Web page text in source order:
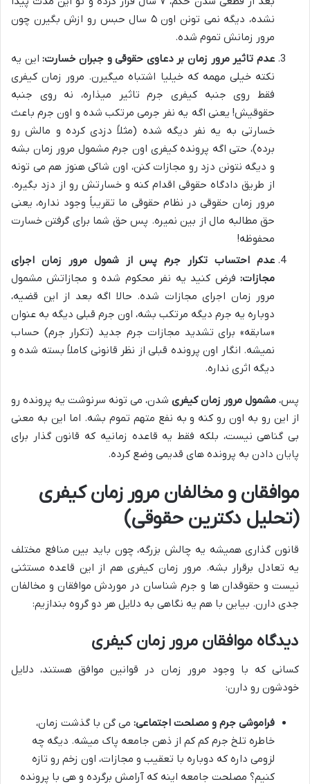
نشده، دیگه نمی تونن اون ۵ سال حبس رو ازش بگیرن چون
مرور زمانش تموم شده.
عدم تاثیر مرور زمان بر دعاوی حقوقی و جبران خسارت:این یه
نکته خیلی مهمه که خیلیا اشتباه میگیرن. مرور زمان کیفری
فقط روی جنبه کیفری جرم تاثیر میذاره، نه روی جنبه
حقوقیش! یعنی اگه یه نفر جرمی مرتکب شده و اون جرم باعث
خسارتی به یه نفر دیگه شده (مثلاً دزدی کرده و مالش رو
برده)، حتی اگه پرونده کیفری اون جرم مشمول مرور زمان بشه
و دیگه نتونن دزد رو مجازات کنن، اون شاکی هنوز هم می تونه
از طریق دادگاه حقوقی اقدام کنه و خسارتش رو از دزد بگیره.
مرور زمان حقوقی در نظام حقوقی ما تقریباً وجود نداره، یعنی
حق مطالبه مال از بین نمیره. پس حق شما برای گرفتن خسارت
محفوظه!
عدم احتساب تکرار جرم پس از شمول مرور زمان اجرای
مجازات: فرض کنید یه نفر محکوم شده و مجازاتش مشمول
مرور زمان اجرای مجازات شده. حالا اگه بعد از این قضیه،
دوباره یه جرم دیگه مرتکب بشه، اون جرم قبلی دیگه به عنوان
«سابقه» برای تشدید مجازات جرم جدید (تکرار جرم) حساب
نمیشه. انگار اون پرونده قبلی از نظر قانونی کاملاً بسته شده و
دیگه اثری نداره.
پس، مشمول مرور زمان کیفری شدن، می تونه سرنوشت یه پرونده رو
از این رو به اون رو کنه و به نفع متهم تموم بشه. اما این به معنی
بی گناهی نیست، بلکه فقط یه قاعده زمانیه که قانون گذار برای
پایان دادن به پرونده های قدیمی وضع کرده.
موافقان و مخالفان مرور زمان کیفری
(تحلیل دکترین حقوقی)
قانون گذاری همیشه یه چالش بزرگه، چون باید بین منافع مختلف
یه تعادل برقرار بشه. مرور زمان کیفری هم از این قاعده مستثنی
نیست و حقوقدان ها و جرم شناسان در موردش موافقان و مخالفان
جدی دارن. بیاین با هم یه نگاهی به دلایل هر دو گروه بندازیم:
دیدگاه موافقان مرور زمان کیفری
کسانی که با وجود مرور زمان در قوانین موافق هستند، دلایل
خودشون رو دارن:
فراموشی جرم و مصلحت اجتماعی: می گن با گذشت زمان،
خاطره تلخ جرم کم کم از ذهن جامعه پاک میشه. دیگه چه
لزومی داره که دوباره با تعقیب و مجازات، اون زخم رو تازه
کنیم؟ مصلحت جامعه اینه که آرامش برگرده و هی با پرونده